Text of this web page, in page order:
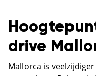
drive
Mallorca is